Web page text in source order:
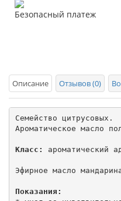
Безопасный платеж
Описание Отзывов (0)
Семейство цитрусовых.
Ароматическое масло
Класс: ароматический
Эфирное масло
Показания: